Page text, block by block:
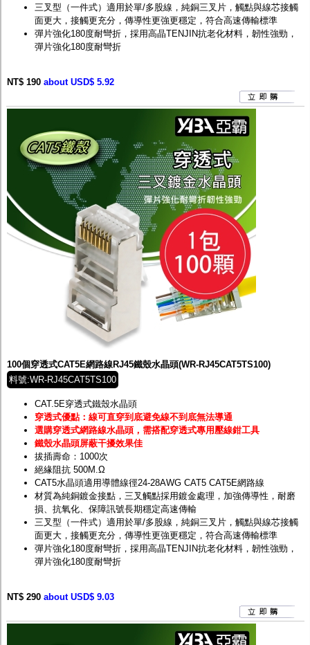
三叉型（一件式）適用於單/多股線，純銅三叉片，觸點與線芯接觸
面更大，接觸更充分，傳導性更強更穩定，符合高速傳輸標準
彈片強化180度耐彎折，採用高晶TENJIN抗老化材料，韌性強勁，
彈片強化180度耐彎折
NT$ 190 about USD$ 5.92
100個穿透式CAT5E網路線RJ45鐵殼水晶頭(WR-RJ45CAT5TS100)
料號:WR-RJ45CAT5TS100
CAT.5E穿透式鐵殼水晶頭
穿透式優點：線可直穿到底避免線不到底無法導通
選購穿透式網路線水晶頭，需搭配穿透式專用壓線鉗工具
鐵殼水晶頭屏蔽干擾效果佳
拔插壽命：1000次
絕緣阻抗 500M.Ω
CAT5水晶頭適用導體線徑24-28AWG CAT5 CAT5E網路線
材質為純銅鍍金接點，三叉觸點採用鍍金處理，加強傳導性，耐磨
損、抗氧化、保障訊號長期穩定高速傳輸
三叉型（一件式）適用於單/多股線，純銅三叉片，觸點與線芯接觸
面更大，接觸更充分，傳導性更強更穩定，符合高速傳輸標準
彈片強化180度耐彎折，採用高晶TENJIN抗老化材料，韌性強勁，
彈片強化180度耐彎折
NT$ 290 about USD$ 9.03